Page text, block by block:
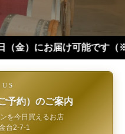
可能です（※四国・中国
予約）のご案内
を今日買えるお店
台2-7-1